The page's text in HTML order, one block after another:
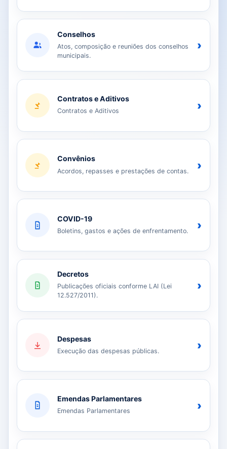
Conselhos
Atos, composição e reuniões dos conselhos
municipais.
›
Contratos e Aditivos
Contratos e Aditivos ›
Convênios
Acordos, repasses e prestações de contas. ›
COVID-19
Boletins, gastos e ações de enfrentamento. ›
Decretos
Publicações oficiais conforme LAI (Lei
12.527/2011).
›
Despesas
Execução das despesas públicas. ›
Emendas Parlamentares
Emendas Parlamentares ›